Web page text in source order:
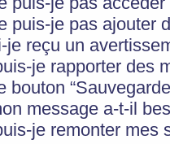
puis-je pas ajouter
je reçu un
je rapporter des
bouton
message a-t-il
je remonter mes